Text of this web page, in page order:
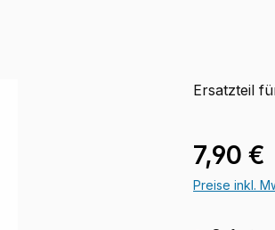
Ersatzteil
Regulärer
7,90 €
Preise inkl.